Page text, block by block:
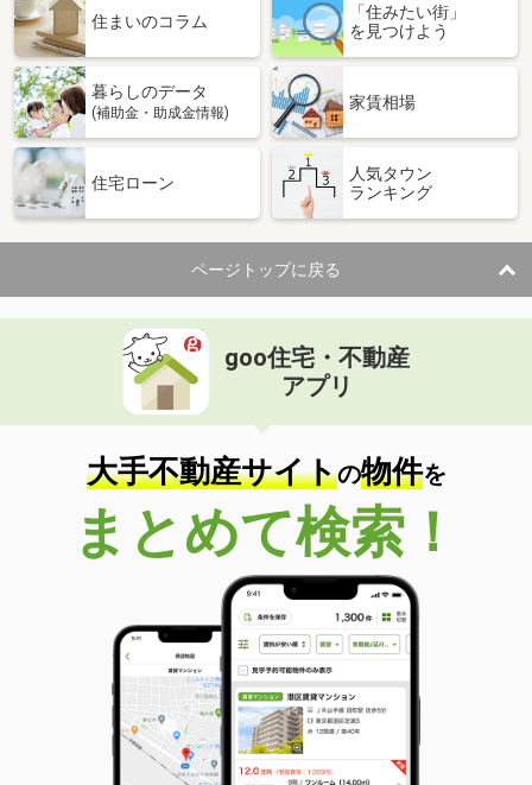
住まいのコラム
「住みたい街」
を見つけよう
暮らしのデータ
(補助金・助成金情報)
家賃相場
住宅ローン
人気タウン
ランキング
ページトップに戻る
goo住宅・不動産
アプリ
大手不動産サイトの物件を
まとめて検索！